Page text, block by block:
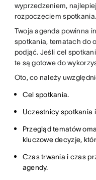
wyprzedzeniem,
rozpoczęciem spotkania.
Twoja agenda powinna
spotkania, tematach do
podjąć. Jeśli cel
te są gotowe do
Oto, co należy
Cel spotkania.
Uczestnicy spotkania
Przegląd tematów
kluczowe decyzje,
Czas trwania i czas
agendy.